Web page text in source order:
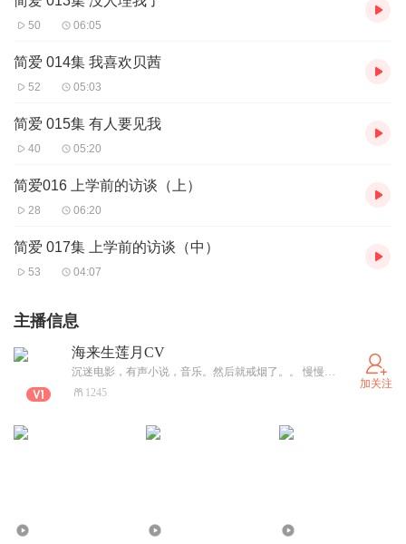
50 06:05
简爱 014集 我喜欢贝茜
52 05:03
简爱 015集 有人要见我
40 05:20
简爱016 上学前的访谈（上）
28 06:20
简爱 017集 上学前的访谈（中）
53 04:07
主播信息
海来生莲月CV
沉迷电影，有声小说，音乐。然后就戒烟了。。 慢慢觉得朋友越来越少了，挺安静。 开始坐的住了，读上一本好书，共度一段好时光
1245
加关注